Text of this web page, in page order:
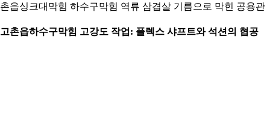
읍싱크대막힘 하수구막힘 역류 삼겹살 기름으로 막힌 공용관
촌읍하수구막힘 고강도 작업: 플렉스 샤프트와 석션의 협공